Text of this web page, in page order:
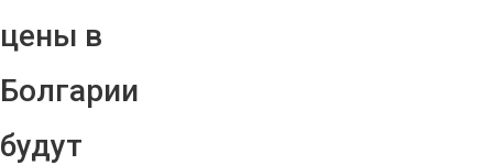
цены в
Болгарии
будут